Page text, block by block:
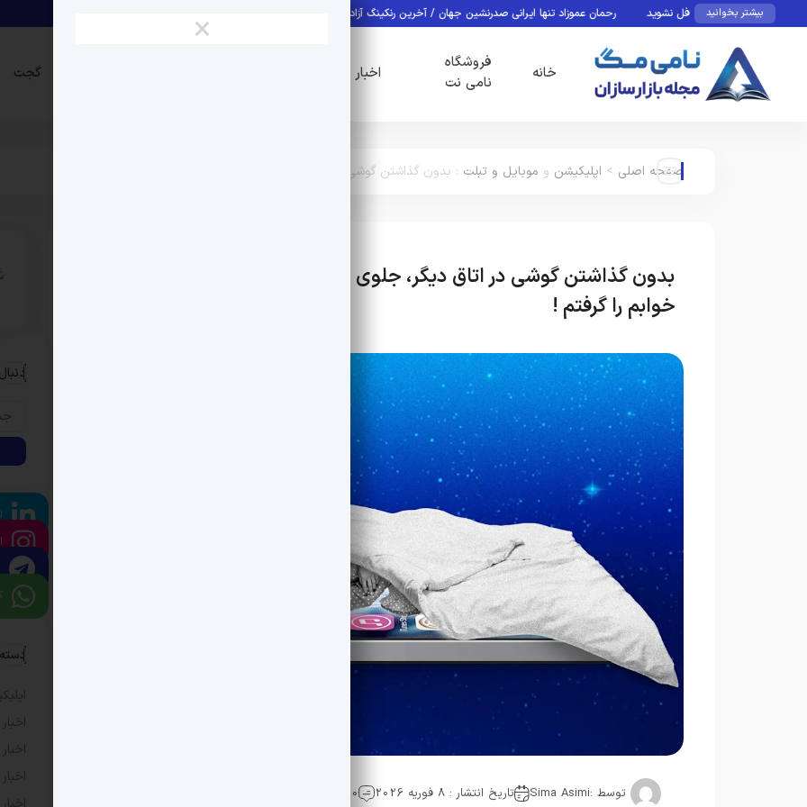
بیشتر بخوانید
این نوشیدنی غافل نشوید رحمان عموزاد تنها ایرانی صدرنشین جهان / آخرین رنکینگ آزادکاران اعلام شد
خانه
فروشگاه
نامی نت
اخبار گجت
×
صفحه اصلی > اپلیکیشن و موبایل و تبلت : بدون گذاشتن گوشی در اتاق دیگر، جلوی خراب شدن خوابم را گرفتم !
بدون گذاشتن گوشی در اتاق دیگر، جلوی خراب شدن
خوابم را گرفتم !
توسط :Sima Asimi تاریخ انتشار : 8 فوریه 2026 0 دیدگاه
اخبار